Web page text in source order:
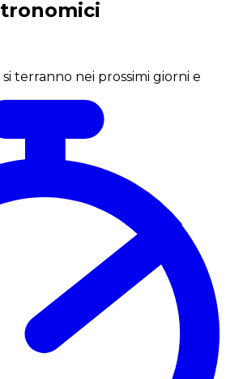
terranno nei prossimi giorni e